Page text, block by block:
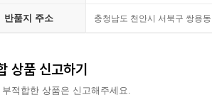
‘제 잘난 멋에 사는 참여의식 없는 놈’
을 보여주기에 충분했고, 이후 활동의 시
, 그를 ‘차세대의 마틴 스콜세지’로 지목했
반품지 주소 충청남도 천안시 서북구 쌍용
상품 신고하기
부적합한 상품은 신고해주세요.